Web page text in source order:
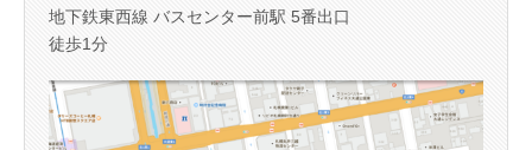
地下鉄東西線 バスセンター前駅 5番出口
徒歩1分